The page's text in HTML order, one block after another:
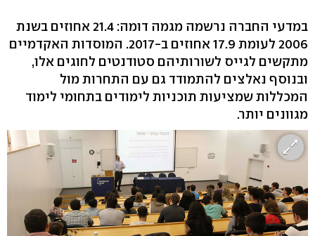
במדעי החברה נרשמה מגמה דומה: 21.4 אחוזים בשנת
2006 לעומת 17.9 אחוזים ב-2017. המוסדות האקדמיים
מתקשים לגייס לשורותיהם סטודנטים לחוגים אלו,
ובנוסף נאלצים להתמודד גם עם התחרות מול
המכללות שמציעות תוכניות לימודים בתחומי לימוד
מגוונים יותר.